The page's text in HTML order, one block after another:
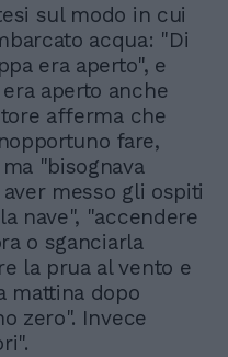
sul modo in cui
acqua: "Di
era aperto", e
aperto anche
afferma che
fare,
"bisognava
messo gli ospiti
nave", "accendere
o sganciarla
la prua al vento e
mattina dopo
zero". Invece